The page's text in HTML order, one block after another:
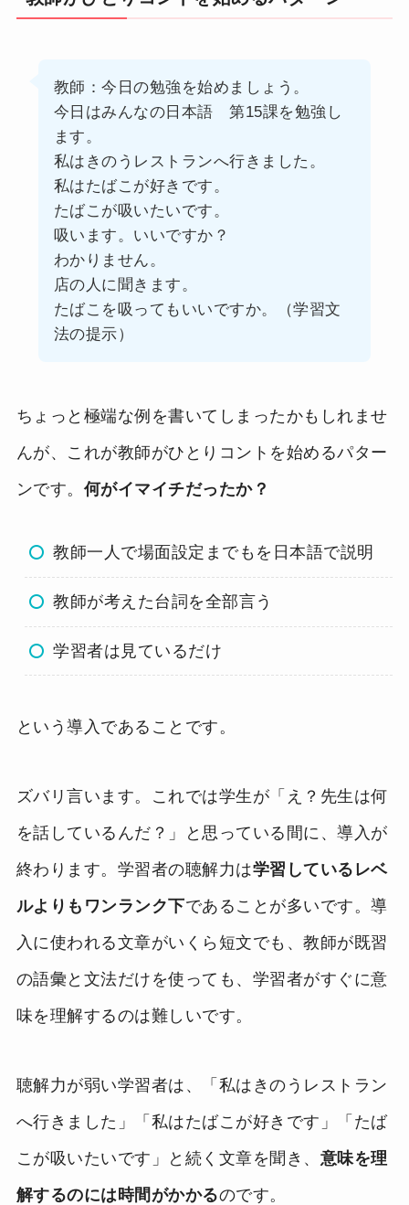
教師：今日の勉強を始めましょう。
今日はみんなの日本語 第15課を勉強し
ます。
私はきのうレストランへ行きました。
私はたばこが好きです。
たばこが吸いたいです。
吸います。いいですか？
わかりません。
店の人に聞きます。
たばこを吸ってもいいですか。（学習文
法の提示）
ちょっと極端な例を書いてしまったかもしれませ
んが、これが教師がひとりコントを始めるパター
ンです。 何がイマイチだったか？
教師一人で場面設定までもを日本語で説明
教師が考えた台詞を全部言う
学習者は見ているだけ
という導入であることです。
ズバリ言います。これでは学生が「え？先生は何
を話しているんだ？」と思っている間に、導入が
終わります。学習者の聴解力は学習しているレベ
ルよりもワンランク下であることが多いです。導
入に使われる文章がいくら短文でも、教師が既習
の語彙と文法だけを使っても、学習者がすぐに意
味を理解するのは難しいです。
聴解力が弱い学習者は、「私はきのうレストラン
へ行きました」「私はたばこが好きです」「たば
こが吸いたいです」と続く文章を聞き、 意味を理
解するのには時間がかかるのです。